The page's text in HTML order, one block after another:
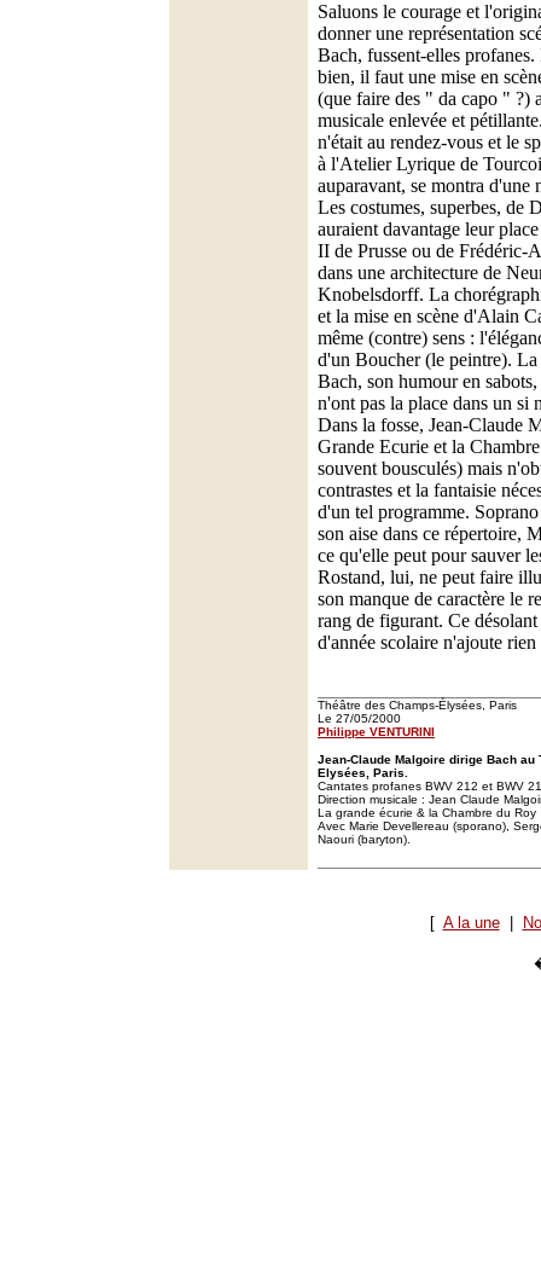
Saluons le courage et
donner une représentation
Bach, fussent-elles
bien, il faut une mise en
(que faire des " da capo " ?)
musicale enlevée et
n'était au rendez-vous et le
à l'Atelier Lyrique de
auparavant, se montra d'une
Les costumes, superbes, de
auraient davantage leur
II de Prusse ou de Frédéric-
dans une architecture de
Knobelsdorff. La
et la mise en scène d'Alain
même (contre) sens :
d'un Boucher (le peintre).
Bach, son humour en
n'ont pas la place dans un si
Dans la fosse, Jean-Claude
Grande Ecurie et la
souvent bousculés) mais
contrastes et la fantaisie
d'un tel programme.
son aise dans ce répertoire,
ce qu'elle peut pour sauver
Rostand, lui, ne peut faire
son manque de caractère le
rang de figurant. Ce
d'année scolaire n'ajoute
Théâtre des Champs-Élysées, Paris
Le 27/05/2000
Philippe VENTURINI
Jean-Claude Malgoire dirige Bach au
Elysées, Paris.
Cantates profanes BWV 212 et BWV
Direction musicale : Jean Claude
La grande écurie & la Chambre du Roy
Avec Marie Devellereau (sporano),
Naouri (baryton).
[ A la une|